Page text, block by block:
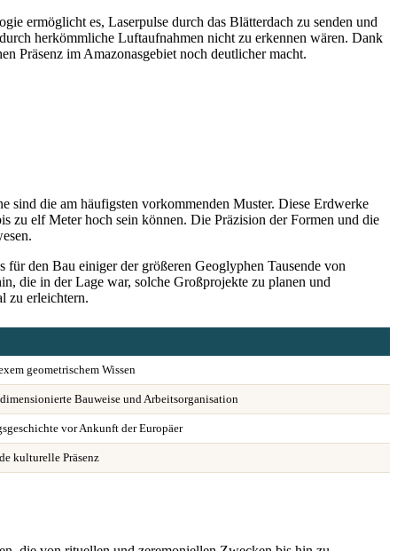
ermöglicht es, Laserpulse durch das Blätterdach zu senden und
herkömmliche Luftaufnahmen nicht zu erkennen wären. Dank
Präsenz im Amazonasgebiet noch deutlicher macht.
sind die am häufigsten vorkommenden Muster. Diese Erdwerke
zu elf Meter hoch sein können. Die Präzision der Formen und die
den Bau einiger der größeren Geoglyphen Tausende von
die in der Lage war, solche Großprojekte zu planen und
zu erleichtern.
geometrischem Wissen
Bauweise und Arbeitsorganisation
vor Ankunft der Europäer
kulturelle Präsenz